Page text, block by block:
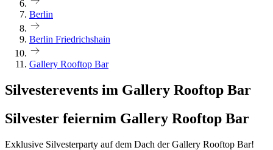
Berlin
Berlin Friedrichshain
Gallery Rooftop Bar
Silvesterevents im Gallery Rooftop Bar
Silvester feiernim Gallery Rooftop Bar
Exklusive Silvesterparty auf dem Dach der Gallery Rooftop Bar!